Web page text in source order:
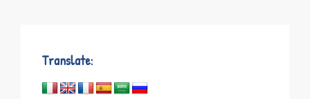
Translate: